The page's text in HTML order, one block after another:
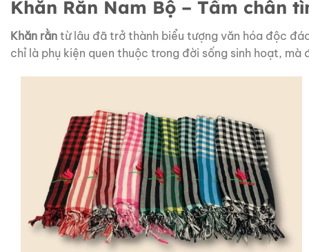
Khăn Rằn Nam Bộ – Tấm chân
Khăn rằn từ lâu đã trở thành biểu tượng văn hóa độc
chỉ là phụ kiện quen thuộc trong đời sống sinh hoạt, mà